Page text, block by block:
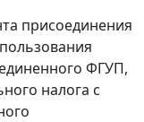
присоединения
ФГУП,
налога с